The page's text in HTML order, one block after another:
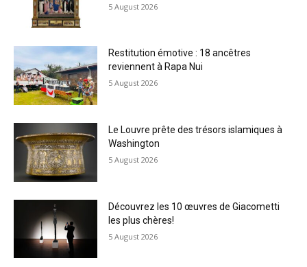
5 August 2026
Restitution émotive : 18 ancêtres
reviennent à Rapa Nui
5 August 2026
Le Louvre prête des trésors islamiques à
Washington
5 August 2026
Découvrez les 10 œuvres de Giacometti
les plus chères!
5 August 2026